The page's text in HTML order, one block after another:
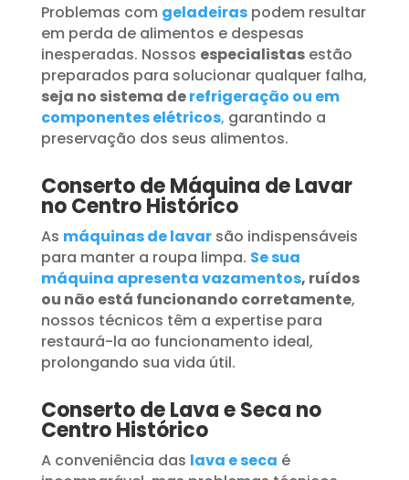
Problemas com geladeiraspodem resultar
em perda de alimentos e despesas
inesperadas. Nossos especialistasestão
preparados para solucionar qualquer falha,
seja no sistema derefrigeração ou em
componentes elétricos, garantindo a
preservação dos seus alimentos.
Conserto de Máquina de Lavar
no Centro Histórico
As máquinas de lavar são indispensáveis
para manter a roupa limpa. Se sua
máquina apresenta vazamentos, ruídos
ou não está funcionando corretamente,
nossos técnicos têm a expertise para
restaurá-la ao funcionamento ideal,
prolongando sua vida útil.
Conserto de Lava e Seca no
Centro Histórico
A conveniência das lava e seca é